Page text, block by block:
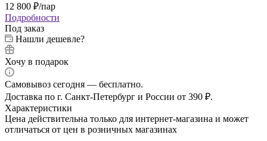
12 800 ₽/пар
Подробности
Под заказ
Нашли дешевле?
Хочу в подарок
Самовывоз сегодня — бесплатно.
Доставка по г. Санкт-Петербург и России от 390 ₽.
Характеристики
Цена действительна только для интернет-магазина и может
отличаться от цен в розничных магазинах